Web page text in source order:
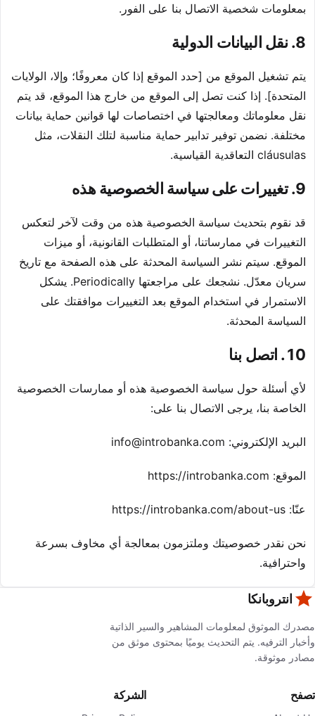
بمعلومات شخصية الاتصال بنا على الفور.
8. نقل البيانات الدولية
يتم تشغيل الموقع من [حدد الموقع إذا كان معروفًا؛ وإلا، الولايات
المتحدة]. إذا كنت تصل إلى الموقع من خارج هذا الموقع، قد يتم
نقل معلوماتك ومعالجتها في اختصاصات لها قوانين حماية بيانات
مختلفة. نضمن توفير تدابير حماية مناسبة لتلك النقلات، مثل
cláusulas التعاقدية القياسية.
9. تغييرات على سياسة الخصوصية هذه
قد نقوم بتحديث سياسة الخصوصية هذه من وقت لآخر لتعكس
التغييرات في ممارساتنا، أو المتطلبات القانونية، أو ميزات
الموقع. سيتم نشر السياسة المحدثة على هذه الصفحة مع تاريخ
سريان معدّل. نشجعك على مراجعتها Periodically. يشكل
الاستمرار في استخدام الموقع بعد التغييرات موافقتك على
السياسة المحدثة.
10. اتصل بنا
لأي أسئلة حول سياسة الخصوصية هذه أو ممارسات الخصوصية
الخاصة بنا، يرجى الاتصال بنا على:
البريد الإلكتروني: info@introbanka.com
الموقع: https://introbanka.com
عنّا: https://introbanka.com/about-us
نحن نقدر خصوصيتك وملتزمون بمعالجة أي مخاوف بسرعة
واحترافية.
انتروبانكا
مصدرك الموثوق لمعلومات المشاهير والسير الذاتية
وأخبار الترفيه. يتم التحديث يوميًا بمحتوى موثق من
مصادر موثوقة.
تصفح الشركة